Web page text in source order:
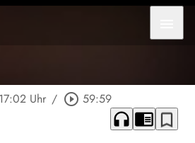
Uhr / play_circle_outline 59:59
headphones chrome_reader_mode bookmark_border